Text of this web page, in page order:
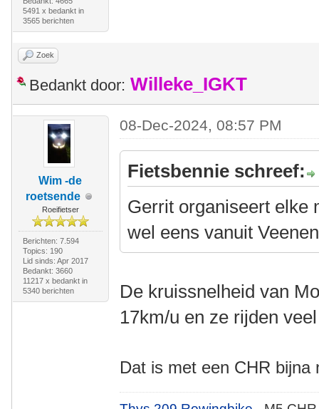
5491 x bedankt in
3565 berichten
Zoek
Bedankt door: Willeke_IGKT
Wim -de
roetsende
Roeifietser
Berichten: 7.594
Topics: 190
Lid sinds: Apr 2017
Bedankt: 3660
11217 x bedankt in
5340 berichten
08-Dec-2024, 08:57 PM
Fietsbennie schreef:
Gerrit organiseert elke
wel eens vanuit
De kruissnelheid van
17km/u en ze rijden
Dat is met een CHR bijna